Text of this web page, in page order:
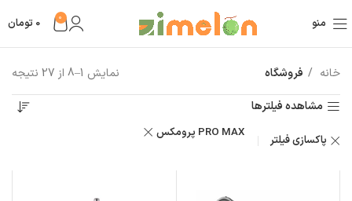
منو 0
0 تومان
خانه فروشگاه
نمایش 1–8 از 27 نتیجه
مشاهده فیلترها
پاکسازی فیلتر پرومکس PRO MAX